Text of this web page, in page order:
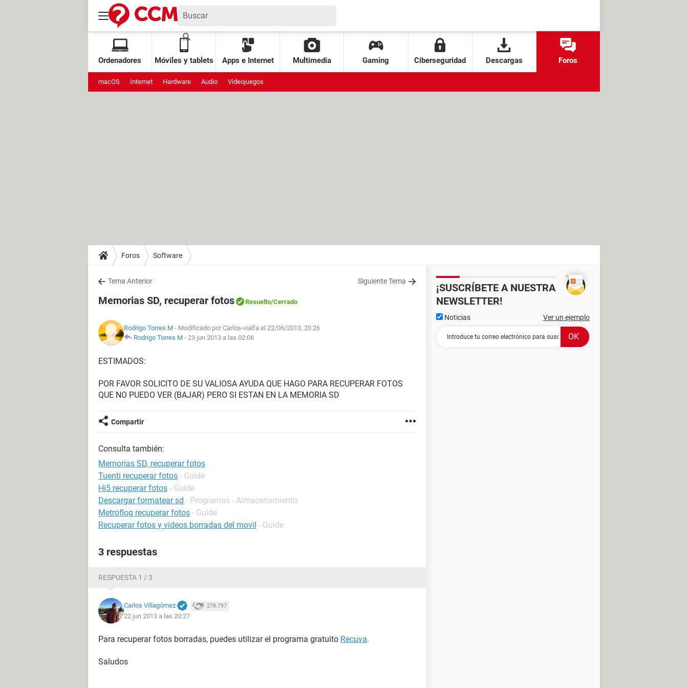
Ordenadores Móviles y tablets Apps e Internet Multimedia Gaming Ciberseguridad Descargas Foros
macOS Internet Hardware Audio Videojuegos
Foros Software
Tema Anterior Siguiente Tema
Memorias SD, recuperar fotos Resuelto/Cerrado
Rodrigo Torres M - Modificado por Carlos-vialfa el 22/06/2013, 20:26
Rodrigo Torres M - 23 jun 2013 a las 02:06
ESTIMADOS:
POR FAVOR SOLICITO DE SU VALIOSA AYUDA QUE HAGO PARA RECUPERAR FOTOS
QUE NO PUEDO VER (BAJAR) PERO SI ESTAN EN LA MEMORIA SD
Compartir
Consulta también:
Memorias SD, recuperar fotos
Tuenti recuperar fotos - Guide
Hi5 recuperar fotos - Guide
Descargar formatear sd - Programas - Almacenamiento
Metroflog recuperar fotos - Guide
Recuperar fotos y videos borradas del movil - Guide
3 respuestas
RESPUESTA 1 / 3
Carlos Villagómez 278.797
22 jun 2013 a las 20:27
Para recuperar fotos borradas, puedes utilizar el programa gratuito Recuva.
Saludos
¡SUSCRÍBETE A NUESTRA
NEWSLETTER!
Noticias Ver un ejemplo